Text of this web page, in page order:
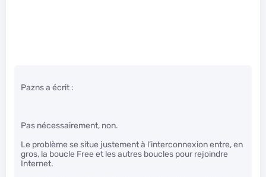
Pazns a écrit :
Pas nécessairement, non.
Le problème se situe justement à l’interconnexion entre, en
gros, la boucle Free et les autres boucles pour rejoindre
Internet.